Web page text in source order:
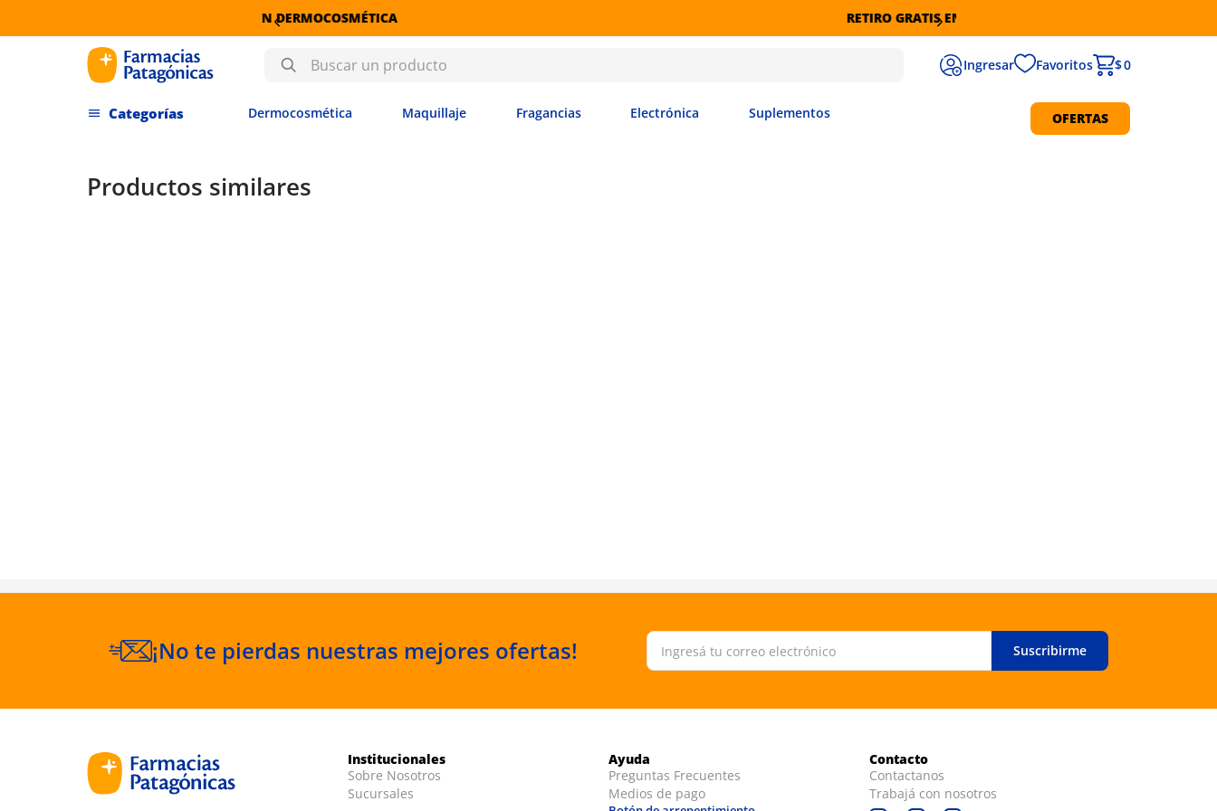
Buscar un producto Favoritos $ 0
Dermocosmética Maquillaje Fragancias Electrónica Suplementos OFERTAS
Productos similares
¡No te pierdas nuestras mejores ofertas! Suscribirme
Institucionales
Sobre Nosotros
Sucursales
Ayuda
Preguntas Frecuentes
Medios de pago
Contacto
Contactanos
Trabajá con nosotros